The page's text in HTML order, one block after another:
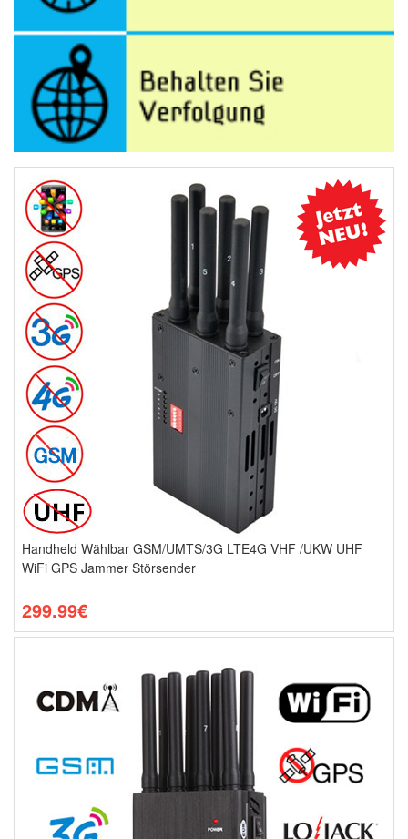
Handheld Wählbar GSM/UMTS/3G LTE4G VHF /UKW UHF
WiFi GPS Jammer Störsender
299.99€